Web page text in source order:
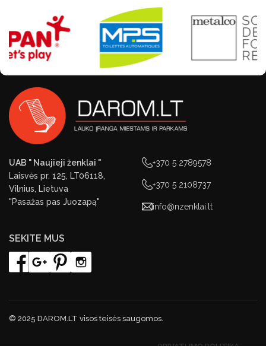
UAB " Naujieji ženklai "
Laisvės pr. 125, LT06118,
Vilnius, Lietuva
"Pasažas pas Juozapą"
+370 5 2789578
+370 5 2108737
info@nzenklai.lt
SEKITE MUS
© 2025 DAROM.LT visos teisės saugomos.
PRIVATUMO POLITIKA